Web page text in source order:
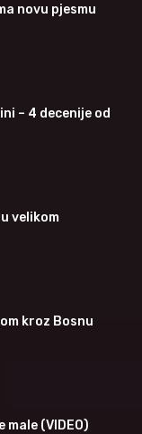
novu pjesmu
– 4 decenije od
velikom
kroz Bosnu
(VIDEO)